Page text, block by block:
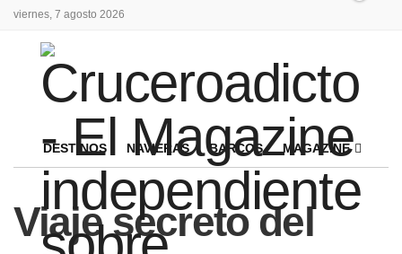
viernes, 7 agosto 2026
DESTINOS NAVIERAS BARCOS MAGAZINE
Viaje secreto del